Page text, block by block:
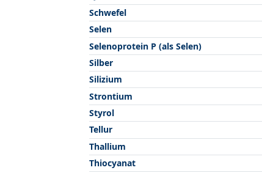
Schwefel
Selen
Selenoprotein P (als Selen)
Silber
Silizium
Strontium
Styrol
Tellur
Thallium
Thiocyanat